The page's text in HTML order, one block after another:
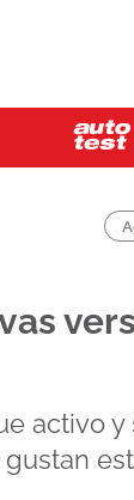
activo y